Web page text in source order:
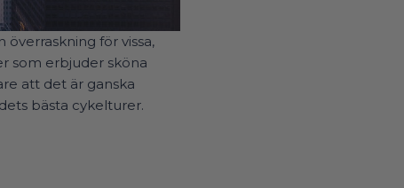
för vissa,
som erbjuder sköna
att det är ganska
bästa cykelturer.